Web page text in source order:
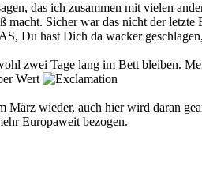
das ich zusammen mit vielen
macht. Sicher war das nicht der letzte
Du hast Dich da wacker
zwei Tage lang im Bett bleiben.
Wert
wieder, auch hier wird daran
Europaweit bezogen.